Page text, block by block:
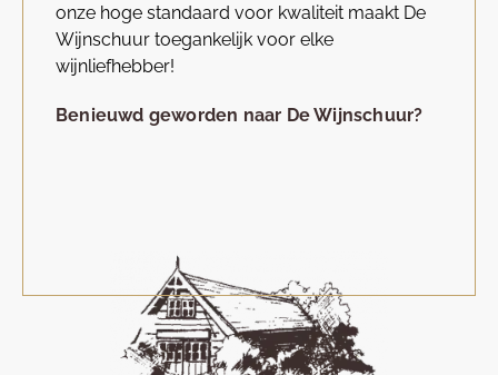
onze hoge standaard voor kwaliteit maakt De
Wijnschuur toegankelijk voor elke
wijnliefhebber!
Benieuwd geworden naar De Wijnschuur?